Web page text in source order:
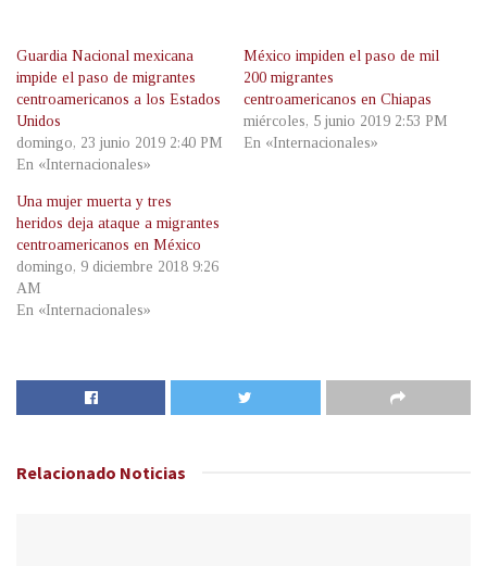
Guardia Nacional mexicana
impide el paso de migrantes
centroamericanos a los Estados
Unidos
domingo, 23 junio 2019 2:40 PM
En «Internacionales»
México impiden el paso de mil
200 migrantes
centroamericanos en Chiapas
miércoles, 5 junio 2019 2:53 PM
En «Internacionales»
Una mujer muerta y tres
heridos deja ataque a migrantes
centroamericanos en México
domingo, 9 diciembre 2018 9:26
AM
En «Internacionales»
Relacionado Noticias